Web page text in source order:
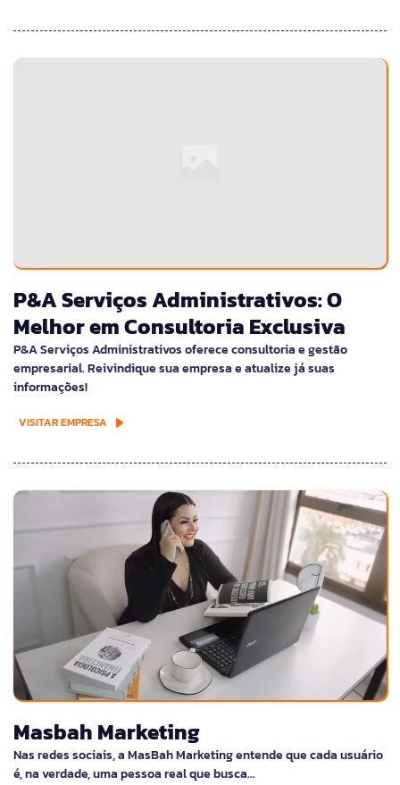
P&A Serviços Administrativos: O
Melhor em Consultoria Exclusiva
P&A Serviços Administrativos oferece consultoria e gestão
empresarial. Reivindique sua empresa e atualize já suas
informações!
VISITAR EMPRESA
Masbah Marketing
Nas redes sociais, a MasBah Marketing entende que cada usuário
é, na verdade, uma pessoa real que busca…